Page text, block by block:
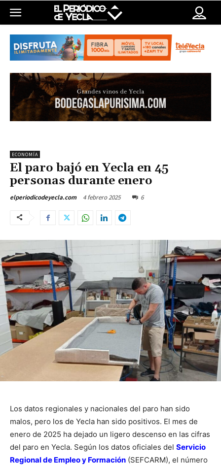
ECONOMÍA
El paro bajó en Yecla en 45
personas durante enero
elperiodicodeyecla.com 4 febrero 2025 6
Los datos regionales y nacionales del paro han sido
malos, pero los de Yecla han sido positivos. El mes de
enero de 2025 ha dejado un ligero descenso en las cifras
del paro en Yecla. Según los datos oficiales del Servicio
Regional de Empleo y Formación (SEFCARM), el número